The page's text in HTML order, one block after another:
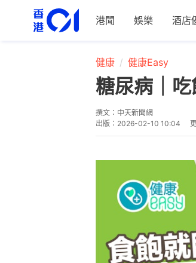
港聞 娛樂 酒店
健康 健康Easy
糖尿病｜
撰文： 中天新聞網
出版： 2026-02-10 10:04